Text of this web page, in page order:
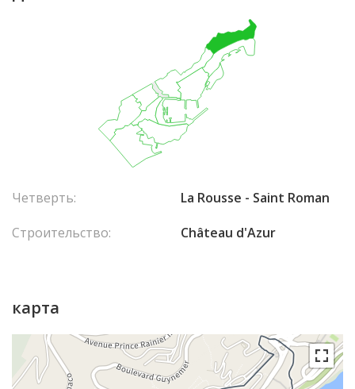
Четверть:
La Rousse - Saint Roman
Строительство:
Château d'Azur
карта